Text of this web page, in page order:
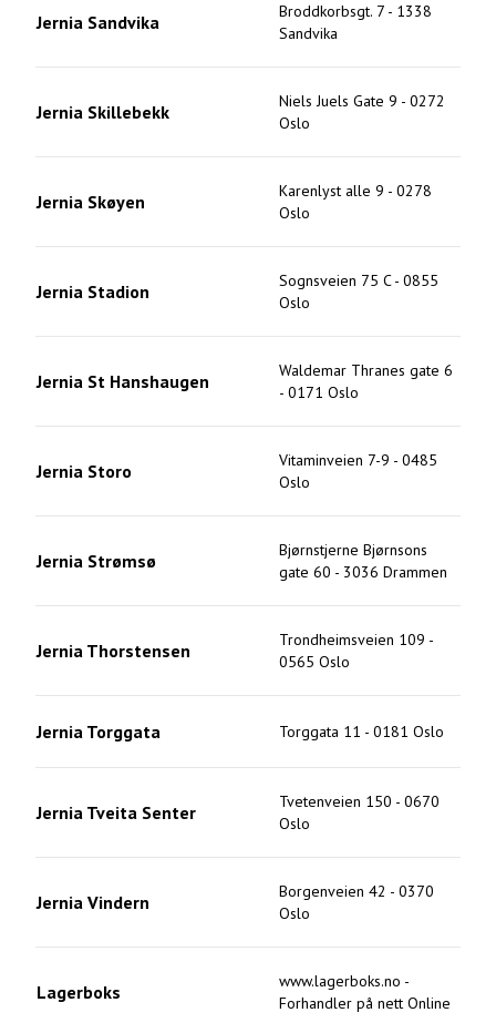
Jernia Sandvika Broddkorbsgt. 7 - 1338
Sandvika
Jernia Skillebekk Niels Juels Gate 9 - 0272
Oslo
Jernia Skøyen Karenlyst alle 9 - 0278
Oslo
Jernia Stadion Sognsveien 75 C- 0855
Oslo
Jernia St Hanshaugen
Waldemar Thranes gate 6
- 0171 Oslo
Jernia Storo Vitaminveien 7-9 - 0485
Oslo
Jernia Strømsø
Bjørnstjerne Bjørnsons
gate 60 - 3036 Drammen
Jernia Thorstensen Trondheimsveien 109 -
0565 Oslo
Jernia Torggata Torggata 11 - 0181 Oslo
Jernia Tveita Senter Tvetenveien 150 - 0670
Oslo
Jernia Vindern Borgenveien 42 - 0370
Oslo
Lagerboks www.lagerboks.no -
Forhandler på nett Online